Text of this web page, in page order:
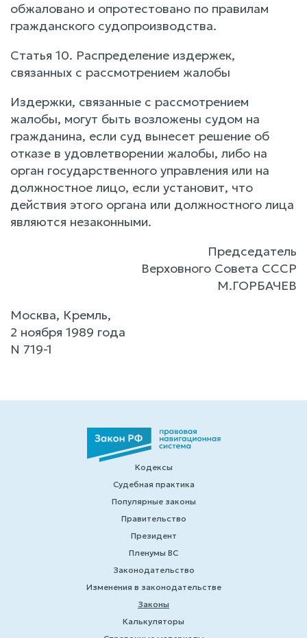
обжаловано и опротестовано по правилам
гражданского судопроизводства.
Статья 10. Распределение издержек,
связанных с рассмотрением жалобы
Издержки, связанные с рассмотрением
жалобы, могут быть возложены судом на
гражданина, если суд вынесет решение об
отказе в удовлетворении жалобы, либо на
орган государственного управления или на
должностное лицо, если установит, что
действия этого органа или должностного лица
являются незаконными.
Председатель
Верховного Совета СССР
М.ГОРБАЧЕВ
Москва, Кремль,
2 ноября 1989 года
N 719-1
Кодексы
Судебная практика
Популярные законы
Правительство
Президент
Пленумы ВС
Законодательство
Изменения в законодательстве
Законы
Калькуляторы